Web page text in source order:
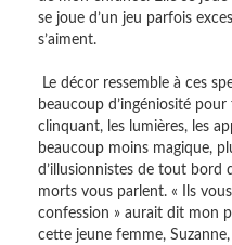
se joue d’un jeu parfois
s’aiment.
Le décor ressemble à ces
beaucoup d’ingéniosité
clinquant, les lumières, les
beaucoup moins magique,
d’illusionnistes de tout bord
morts vous parlent. « Ils
confession » aurait dit mon
cette jeune femme,